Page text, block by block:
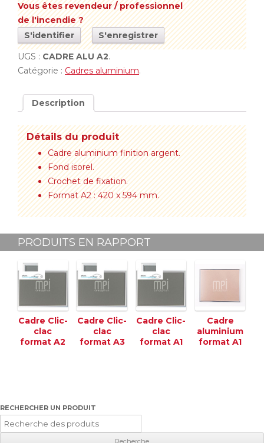
Vous êtes revendeur / professionnel
de l'incendie ?
S'identifier
S'enregistrer
UGS : CADRE ALU A2.
Catégorie : Cadres aluminium.
Description
Détails du produit
Cadre aluminium finition argent.
Fond isorel.
Crochet de fixation.
Format A2 : 420 x 594 mm.
PRODUITS EN RAPPORT
Cadre Clic-
clac
format A2
Cadre Clic-
clac
format A3
Cadre Clic-
clac
format A1
Cadre
aluminium
format A1
RECHERCHER UN PRODUIT
Recherche
pour
: